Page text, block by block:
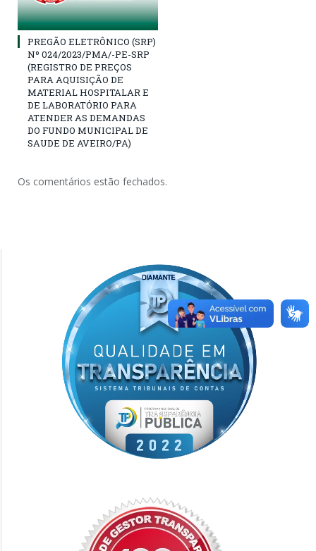
PREGÃO ELETRÔNICO (SRP)
Nº 024/2023/PMA/-PE-SRP
(REGISTRO DE PREÇOS
PARA AQUISIÇÃO DE
MATERIAL HOSPITALAR E
DE LABORATÓRIO PARA
ATENDER AS DEMANDAS
DO FUNDO MUNICIPAL DE
SAUDE DE AVEIRO/PA)
Os comentários estão fechados.